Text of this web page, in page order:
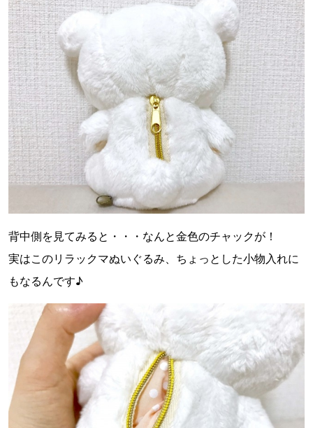
背中側を見てみると・・・なんと金色のチャックが！
実はこのリラックマぬいぐるみ、ちょっとした小物入れに
もなるんです♪